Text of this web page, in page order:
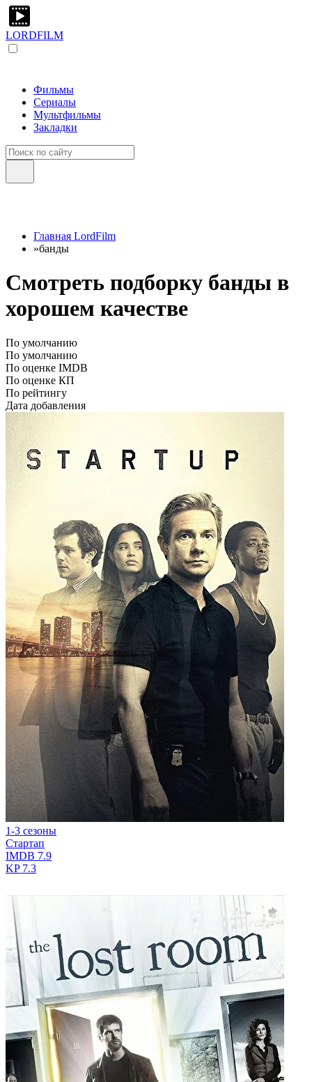
LORDFILM
Фильмы
Сериалы
Мультфильмы
Закладки
Главная LordFilm
»банды
Смотреть подборку банды в
хорошем качестве
По умолчанию
По умолчанию
По оценке IMDB
По оценке КП
По рейтингу
Дата добавления
1-3 сезоны
Стартап
IMDB 7.9
KP7.3